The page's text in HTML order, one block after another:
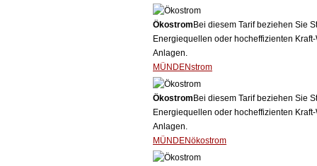
Ökostrom Bei diesem Tarif beziehen Sie
Energiequellen oder hocheffizienten
Anlagen.
MÜNDENstrom
Ökostrom Bei diesem Tarif beziehen Sie
Energiequellen oder hocheffizienten
Anlagen.
MÜNDENökostrom